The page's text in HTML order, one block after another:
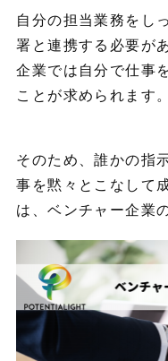
自分の担当業務をし
署と連携する必要が
企業では自分で仕事
ことが求められます。
そのため、誰かの指
事を黙々とこなして
は、ベンチャー企業